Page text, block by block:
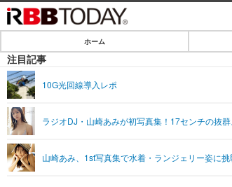
IT・デジタル
ショ
SPEED TEST
エンタメ
エン
ライフ
ホーム
注目記事
10G光回線導入レポ
ラジオDJ・山崎あみが初写真集！17センチの抜
山崎あみ、1st写真集で水着・ランジェリー姿に挑